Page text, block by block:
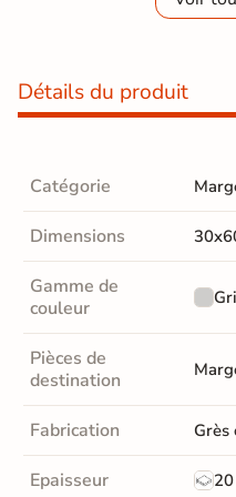
Détails du produit
Catégorie
Dimensions
Gamme de
couleur
Pièces de
destination
Fabrication Grès
Epaisseur